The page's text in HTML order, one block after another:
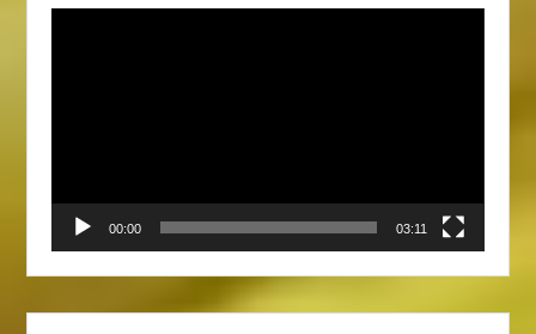
00:00 03:11